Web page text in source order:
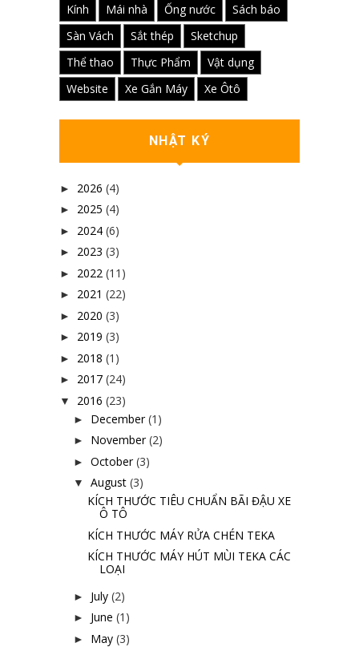
Kính
Mái nhà Ống nước
Sách báo
Sàn Vách
Sắt thép
Sketchup
Thể thao
Thực Phẩm
Vật dụng
Website
Xe Gắn Máy Xe Ôtô
NHẬT KÝ
► 2026 (4)
► 2025 (4)
► 2024 (6)
► 2023 (3)
► 2022 (11)
► 2021 (22)
► 2020 (3)
► 2019 (3)
► 2018 (1)
► 2017 (24)
▼ 2016 (23)
► December (1)
► November (2)
► October (3)
▼ August (3)
KÍCH THƯỚC TIÊU CHUẨN BÃI ĐẬU XE
Ô TÔ
KÍCH THƯỚC MÁY RỬA CHÉN TEKA
KÍCH THƯỚC MÁY HÚT MÙI TEKA CÁC
LOẠI
► July (2)
► June (1)
► May (3)